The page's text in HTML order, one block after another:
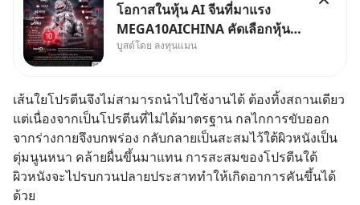
โอกาสในหุ้น AI จีนที่มาแรง
MEGA10AICHINA คัดเลือกหุ้น
ใหม่ 9 ตัว เข้ากองทุน.. ครอบคลุม
3 - 19 ส.ค. 69 มีโปรโมชัน ลด
50% ค่าธรรมเนียมซื้อ | ยอด 2
ล้านบาทขึ้นไป ฟรีค่าธรร
บูสต์โดย ลงทุนแมน
เส้นใยโปรตีนจึงไม่สามารถนำไปใช้งานได้ ต้องทิ้งสถานเดียว
แต่เนื่องจากเป็นโปรตีนที่ไม่ได้มาตรฐาน กลไกการขับออก
จากร่างกายจึงบกพร่อง กลับกลายเป็นสะสมไว้ใต้ผิวหนังเป็น
ตุ่มนูนหนา คล้ายผื่นขึ้นมาแทน การสะสมของโปรตีนใต้
ผิวหนังจะไปรบกวนปลายประสาททำให้เกิดอาการคันขึ้นได้
ด้วย